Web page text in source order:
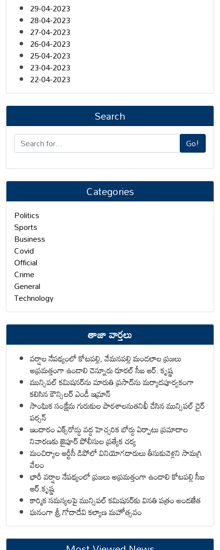
29-04-2023
28-04-2023
27-04-2023
26-04-2023
25-04-2023
23-04-2023
22-04-2023
Search
Go!
Categories
Politics
Sports
Business
Covid
Official
Crime
General
Technology
తాజా వార్తలు
వర్షాల నేపథ్యంలో కోటపల్లి, వేమనపల్లి మండలాల ప్రజలు
అప్రమత్తంగా ఉండాలి చెన్నూరు రూరల్ సీఐ ఆర్. కృష్ణ
మున్సిపల్ కమిషనర్‌ను మారుతి ప్రసాద్‌ను మర్యాదపూర్వకంగా
కలిసిన కౌన్సిలర్ ఎండీ ఇమ్రాన్ ​
సాంఘిక సంక్షేమ గురుకుల పాఠశాలనుతనిఖీ చేసిన మున్సిపల్ చైర్
పర్సన్
ఇందారం ఎక్స్‌రోడ్డు వద్ద హెచ్చరిక బోర్డు ఏర్పాటు ప్రమాదాల
నివారణకు జైపూర్ పోలీసుల ప్రత్యేక చర్య
మంచిర్యాల ఆర్టీసీ డిపోలో వినియోగదారులు తీసుకువెళ్లని సామగ్రి
వేలం
భారీ వర్షాల నేపథ్యంలో ప్రజలు అప్రమత్తంగా ఉండాలి కోటపల్లి సీఐ
ఆర్.కృష్ణ
కార్మిక సమస్యలపై మున్సిపల్ కమిషనర్‌కు వినతి పత్రం అందజేత
ఘనంగా శ్రీ గోదాదేవి కల్యాణ మహోత్సవం